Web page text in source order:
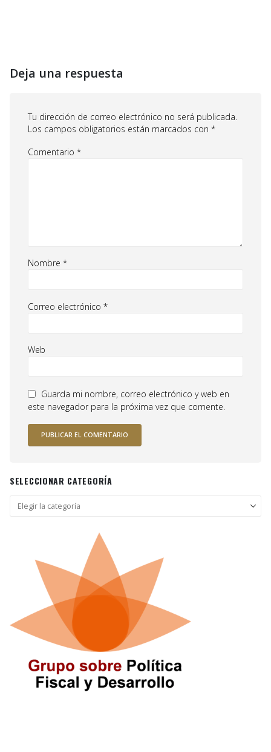
Deja una respuesta
Tu dirección de correo electrónico no será publicada.
Los campos obligatorios están marcados con *
Comentario *
Nombre *
Correo electrónico *
Web
Guarda mi nombre, correo electrónico y web en
este navegador para la próxima vez que comente.
SELECCIONAR CATEGORÍA
Seleccionar
categoría